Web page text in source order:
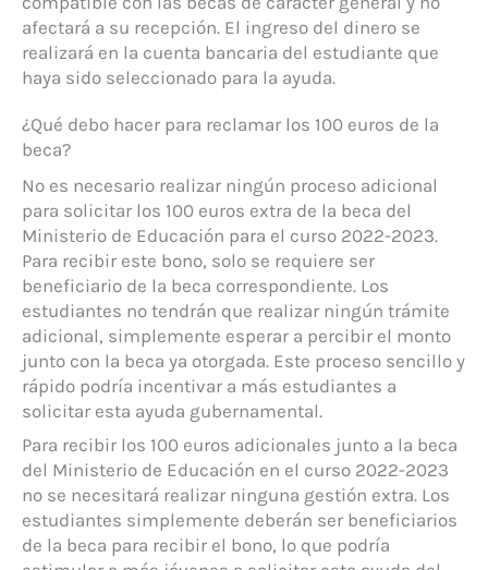
afectará a su recepción. El ingreso del dinero se
realizará en la cuenta bancaria del estudiante que
haya sido seleccionado para la ayuda.
¿Qué debo hacer para reclamar los 100 euros de la
beca?
No es necesario realizar ningún proceso adicional
para solicitar los 100 euros extra de la beca del
Ministerio de Educación para el curso 2022-2023.
Para recibir este bono, solo se requiere ser
beneficiario de la beca correspondiente. Los
estudiantes no tendrán que realizar ningún trámite
adicional, simplemente esperar a percibir el monto
junto con la beca ya otorgada. Este proceso sencillo y
rápido podría incentivar a más estudiantes a
solicitar esta ayuda gubernamental.
Para recibir los 100 euros adicionales junto a la beca
del Ministerio de Educación en el curso 2022-2023
no se necesitará realizar ninguna gestión extra. Los
estudiantes simplemente deberán ser beneficiarios
de la beca para recibir el bono, lo que podría